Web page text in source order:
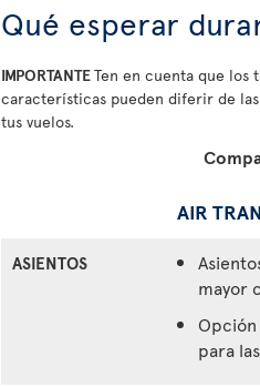
Qué esperar
IMPORTANTETen en cuenta que los
características pueden diferir de
tus vuelos.
AIR
ASIENTOS
mayor
para